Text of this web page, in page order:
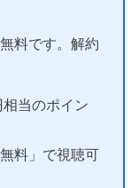
料です。解約
当のポイン
料」で視聴可